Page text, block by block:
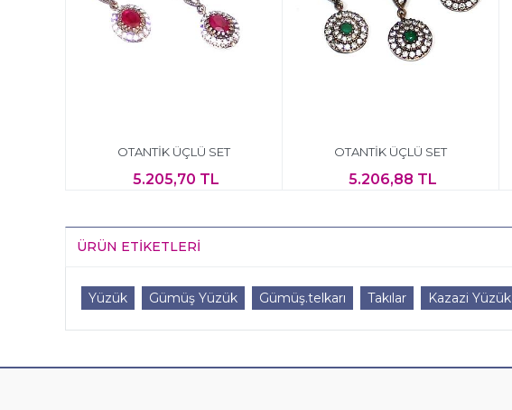
OTANTİK ÜÇLÜ SET
5.205,70 TL
OTANTİK ÜÇLÜ SET
5.206,88 TL
ÜRÜN ETIKETLERI
Yüzük Gümüş Yüzük Gümüş.telkarı Takılar Kazazi Yüzük